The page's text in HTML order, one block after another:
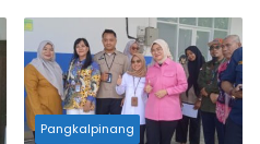
Pangkalpinang